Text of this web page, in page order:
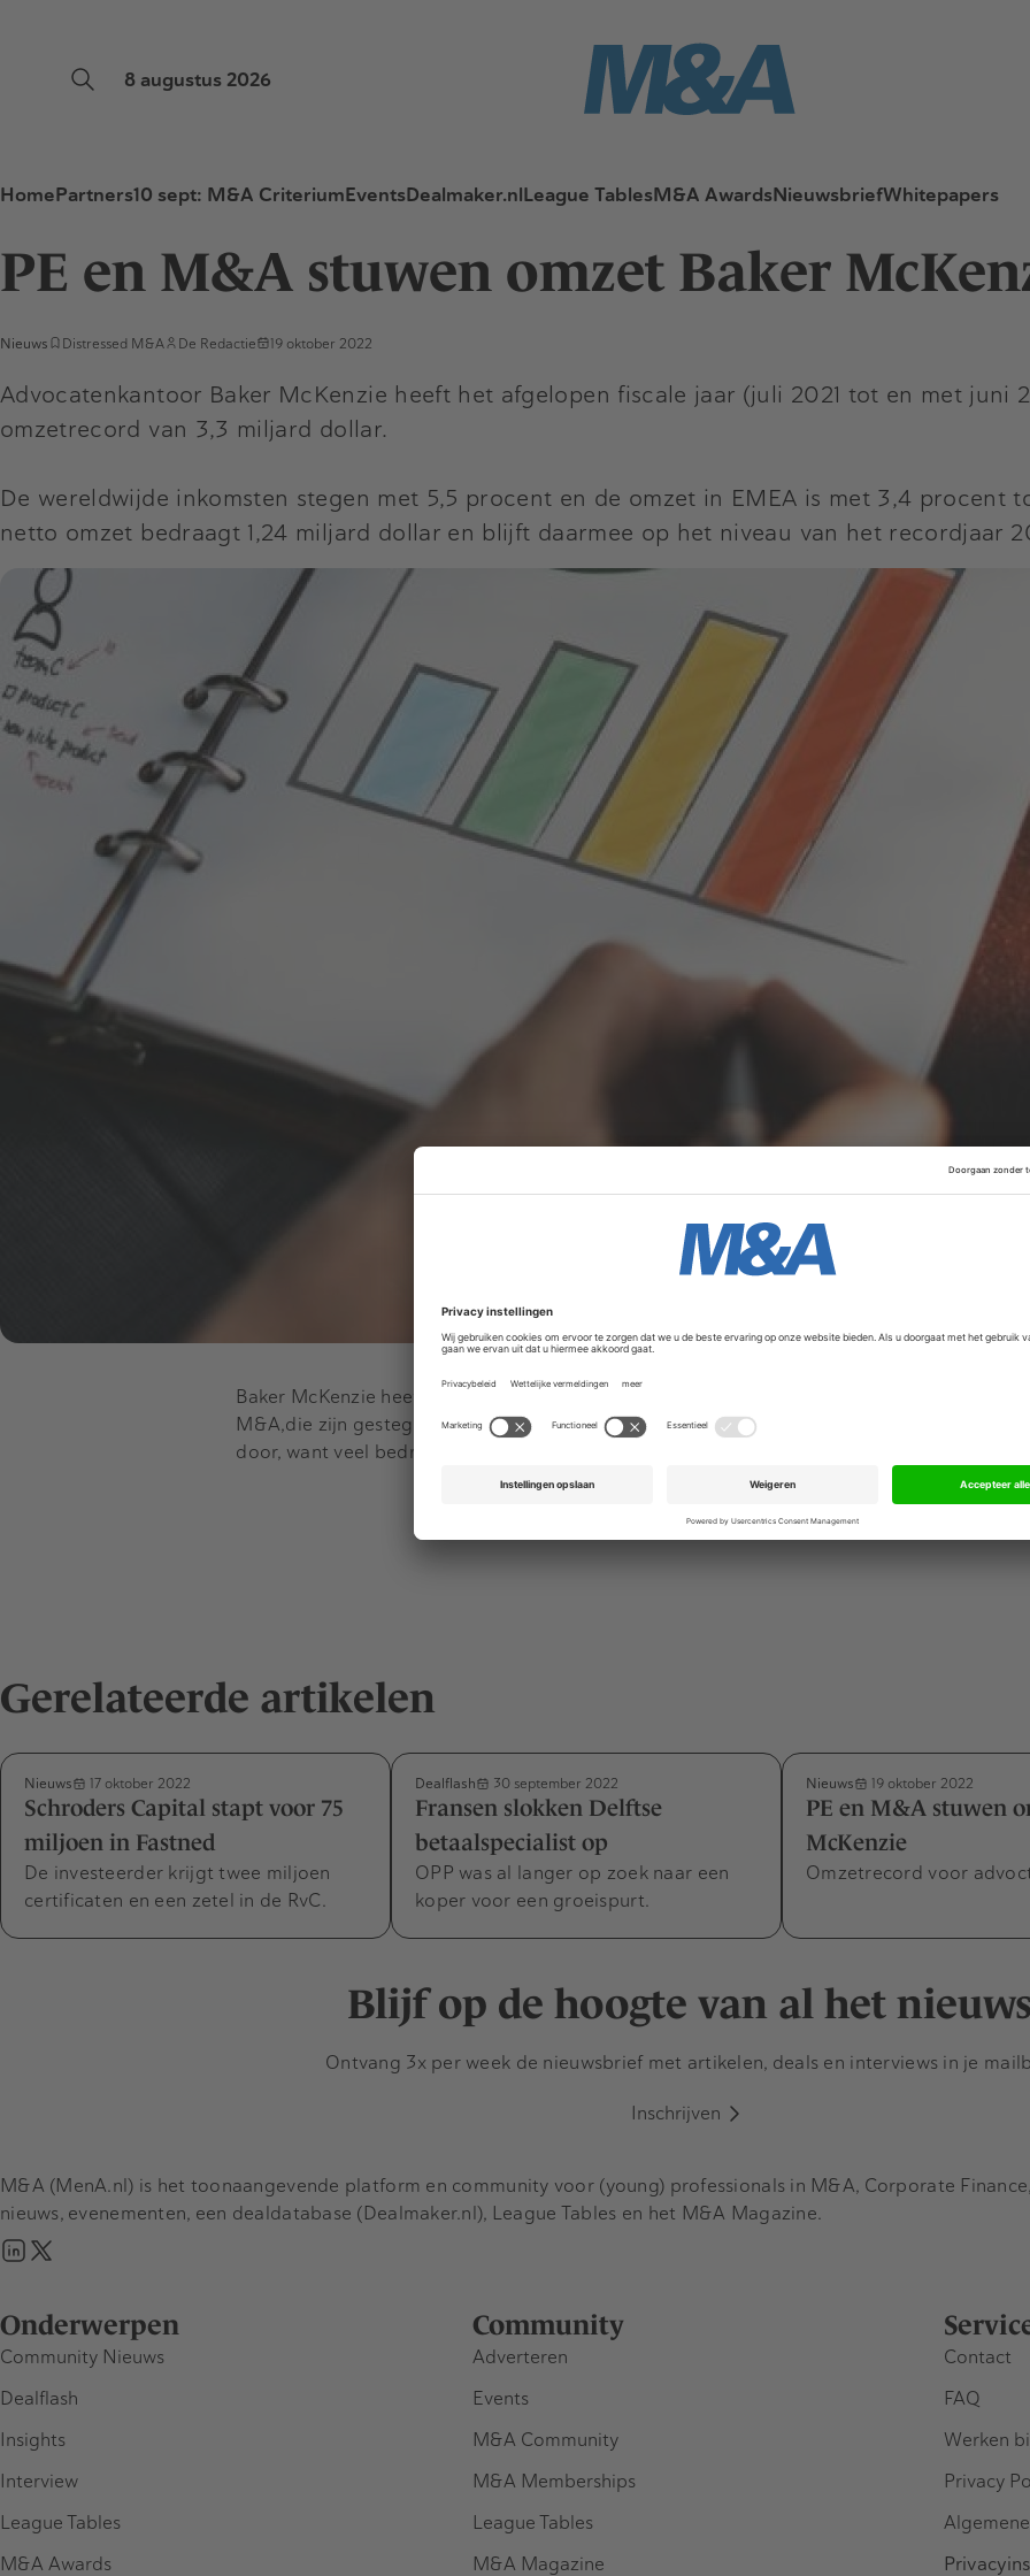
8 augustus 2026
HomePartners10 sept: M&A CriteriumEventsDealmaker.nlLeague TablesM&A AwardsNieuwsbriefWhitepapers
PE en M&A stuwen omzet Baker
Nieuws Distressed M&A De Redactie 19 oktober 2022
Advocatenkantoor Baker McKenzie heeft het afgelopen fiscale jaar (juli 2021 tot en met juni
omzetrecord van 3,3 miljard dollar.
De wereldwijde inkomsten stegen met 5,5 procent en de omzet in EMEA is met 3,4 procent
netto omzet bedraagt 1,24 miljard dollar en blijft daarmee op het niveau van het recordjaar
Baker McKenzie heeft de omzetgroei vooral te danken aan de praktijkgroepen Private
M&A,die zijn gestegen met respectievelijk 25,7 procent en 9,2 procent. Ook maakte
door, want veel bedrijven zijn op zoek naar minder, maar kwalitatief betere bedrijfspanden.
Advertentie
Gerelateerde artikelen
Nieuws 17 oktober 2022
Schroders Capital stapt voor 75
miljoen in Fastned
De investeerder krijgt twee miljoen
certificaten en een zetel in de RvC.
Dealflash 30 september 2022
Fransen slokken Delftse
betaalspecialist op
OPP was al langer op zoek naar een
koper voor een groeispurt.
Nieuws 19 oktober 2022
PE en M&A stuwen
McKenzie
Omzetrecord voor
Blijf op de hoogte van al het
Ontvang 3x per week de nieuwsbrief met artikelen, deals en interviews in je
Inschrijven
Onderwerpen
Community Nieuws
Dealflash
Insights
Interview
League Tables
M&A Awards
Community
Adverteren
Events
M&A Community
M&A Memberships
League Tables
M&A Magazine
Contact
FAQ
Werken
Privacy
M&A (MenA.nl) is het toonaangevende platform en community voor (young) professionals in M&A, Corporate
nieuws, evenementen, een dealdatabase (Dealmaker.nl), League Tables en het M&A Magazine.